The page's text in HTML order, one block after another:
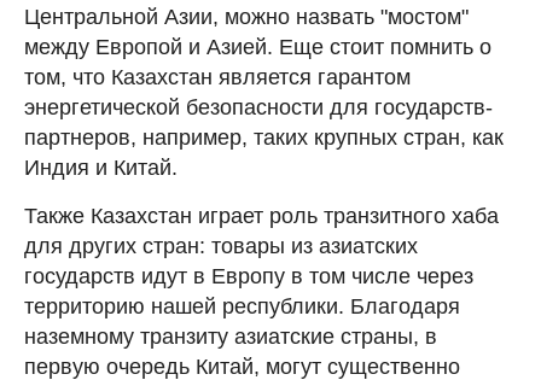
Центральной Азии, можно назвать "мостом"
между Европой и Азией. Еще стоит помнить о
том, что Казахстан является гарантом
энергетической безопасности для государств-
партнеров, например, таких крупных стран, как
Индия и Китай.
Также Казахстан играет роль транзитного хаба
для других стран: товары из азиатских
государств идут в Европу в том числе через
территорию нашей республики. Благодаря
наземному транзиту азиатские страны, в
первую очередь Китай, могут существенно